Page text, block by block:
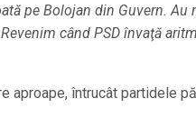
pe Bolojan din Guvern.
când PSD învaţă
aproape, întrucât partidele